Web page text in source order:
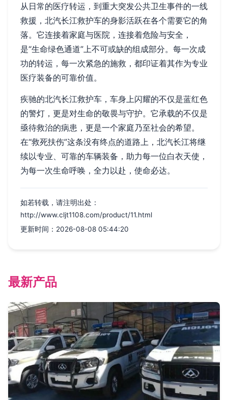
从日常的医疗转运，到重大突发公共卫生事件的一线
救援，北汽长江救护车的身影活跃在各个需要它的角
落。它连接着家庭与医院，连接着危险与安全，
是“生命绿色通道”上不可或缺的组成部分。每一次成
功的转运，每一次紧急的施救，都印证着其作为专业
医疗装备的可靠价值。
疾驰的北汽长江救护车，车身上闪耀的不仅是蓝红色
的警灯，更是对生命的敬畏与守护。它承载的不仅是
亟待救治的病患，更是一个家庭乃至社会的希望。
在“救死扶伤”这条没有终点的道路上，北汽长江将继
续以专业、可靠的车辆装备，助力每一位白衣天使，
为每一次生命呼唤，全力以赴，使命必达。
如若转载，请注明出处：
http://www.cljt1108.com/product/11.html
更新时间：2026-08-08 05:44:20
最新产品